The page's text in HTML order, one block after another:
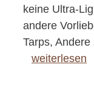
keine Ultra-
andere
Tarps,
weiterlesen